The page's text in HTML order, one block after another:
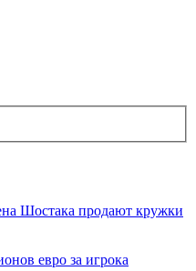
Шостака продают кружки
евро за игрока